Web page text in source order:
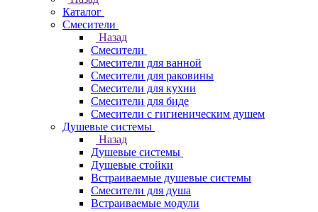
Каталог
Смесители
Назад
Смесители
Смесители для ванной
Смесители для раковины
Смесители для кухни
Смесители для биде
Смесители с гигиеническим душем
Душевые системы
Назад
Душевые системы
Душевые стойки
Встраиваемые душевые системы
Смесители для душа
Встраиваемые модули